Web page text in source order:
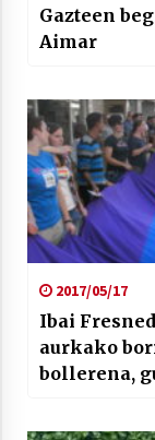
Gazteen
Aimar
2017/05/17
Ibai
aurkako
bollerena,